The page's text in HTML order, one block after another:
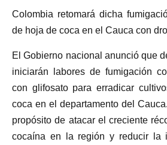
Colombia retomará dicha
de hoja de coca en el Cauca con
El Gobierno nacional anunció que
iniciarán labores de fumigación
con glifosato para erradicar
coca en el departamento del
propósito de atacar el creciente
cocaína en la región y reducir la